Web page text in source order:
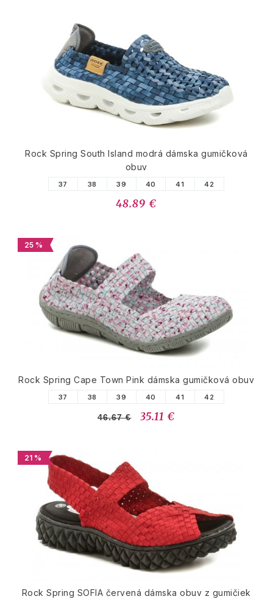
Rock Spring South Island modrá dámska gumičková
obuv
37 38 39 40 41 42
48.89 €
25 %
Rock Spring Cape Town Pink dámska gumičková obuv
37 38 39 40 41 42
46.67 € 35.11 €
21 %
Rock Spring SOFIA červená dámska obuv z gumičiek